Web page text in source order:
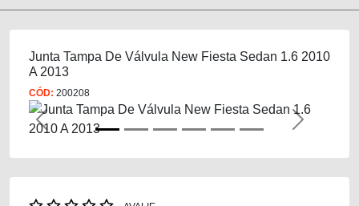
Junta Tampa De Válvula New Fiesta Sedan 1.6 2010
A 2013
CÓD: 200208
Previous Next